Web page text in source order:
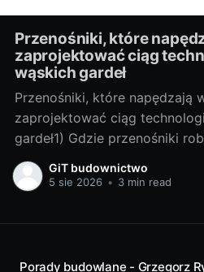
Przenośniki, które
zaprojektować ciąg
wąskich gardeł
Przenośniki, które napędzają
zaprojektować ciąg
gardeł1) Gdzie przenośniki
zakładzie, w którym materiał
punktu A do B, przenośniki
GiT budownictwo
5 sie 2026 • 3 min read
Porady budowlane - Grzegorz